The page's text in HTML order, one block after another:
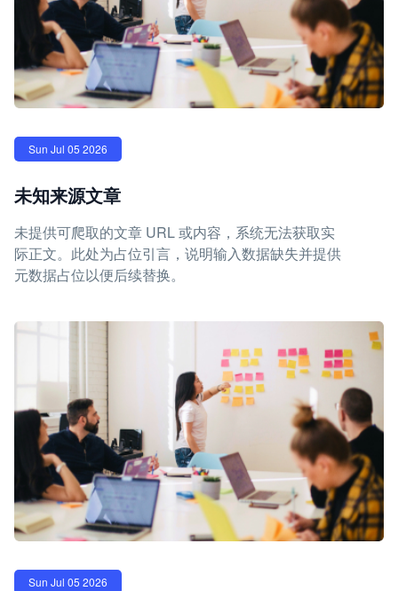
Sun Jul 05 2026
未知来源文章
未提供可爬取的文章 URL 或内容，系统无法获取实
际正文。此处为占位引言，说明输入数据缺失并提供
元数据占位以便后续替换。
Sun Jul 05 2026